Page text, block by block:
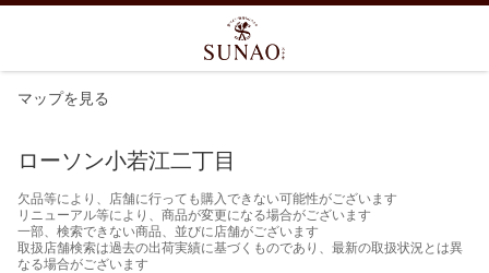
マップを見る
ローソン小若江二丁目
欠品等により、店舗に行っても購入できない可能性がございます
リニューアル等により、商品が変更になる場合がございます
一部、検索できない商品、並びに店舗がございます
取扱店舗検索は過去の出荷実績に基づくものであり、最新の取扱状況とは異
なる場合がございます